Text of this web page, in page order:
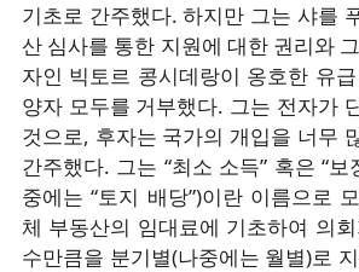
기초로 간주했다. 하지만 그는 샤를
산 심사를 통한 지원에 대한 권리와
자인 빅토르 콩시데랑이 옹호한 유
양자 모두를 거부했다. 그는 전자가
것으로, 후자는 국가의 개입을 너무
간주했다. 그는 “최소 소득” 혹은 “
중에는 “토지 배당”)이란 이름으로
체 부동산의 임대료에 기초하여 의
수만큼을 분기별(나중에는 월별)로